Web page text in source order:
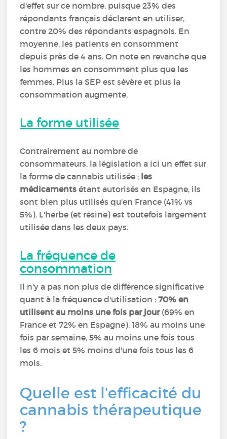
d'effet sur ce nombre, puisque 23% des
répondants français déclarent en utiliser,
contre 20% des répondants espagnols. En
moyenne, les patients en consomment
depuis près de 4 ans. On note en revanche que
les hommes en consomment plus que les
femmes. Plus la SEP est sévère et plus la
consommation augmente.
La forme utilisée
Contrairement au nombre de
consommateurs, la législation a ici un effet sur
la forme de cannabis utilisée ; les
médicaments étant autorisés en Espagne, ils
sont bien plus utilisés qu'en France (41% vs
5%). L'herbe (et résine) est toutefois largement
utilisée dans les deux pays.
La fréquence de
consommation
Il n'y a pas non plus de différence significative
quant à la fréquence d'utilisation :70% en
utilisent au moins une fois par jour(69% en
France et 72% en Espagne), 18% au moins une
fois par semaine, 5% au moins une fois tous
les 6 mois et 5% moins d'une fois tous les 6
mois.
Quelle est l'efficacité du
cannabis thérapeutique
?